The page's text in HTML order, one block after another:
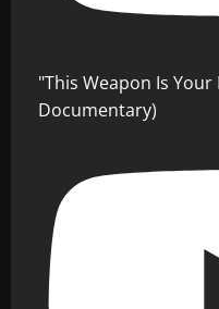
"This Weapon Is
Documentary)